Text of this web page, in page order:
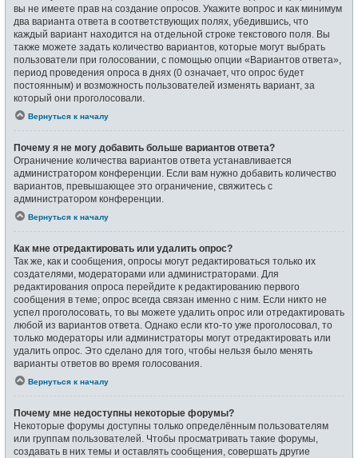
вы не имеете прав на создание опросов. Укажите вопрос и как минимум
два варианта ответа в соответствующих полях, убедившись, что
каждый вариант находится на отдельной строке текстового поля. Вы
также можете задать количество вариантов, которые могут выбрать
пользователи при голосовании, с помощью опции «Вариантов ответа»,
период проведения опроса в днях (0 означает, что опрос будет
постоянным) и возможность пользователей изменять вариант, за
который они проголосовали.
Вернуться к началу
Почему я не могу добавить больше вариантов ответа?
Ограничение количества вариантов ответа устанавливается
администратором конференции. Если вам нужно добавить количество
вариантов, превышающее это ограничение, свяжитесь с
администратором конференции.
Вернуться к началу
Как мне отредактировать или удалить опрос?
Так же, как и сообщения, опросы могут редактироваться только их
создателями, модераторами или администраторами. Для
редактирования опроса перейдите к редактированию первого
сообщения в теме; опрос всегда связан именно с ним. Если никто не
успел проголосовать, то вы можете удалить опрос или отредактировать
любой из вариантов ответа. Однако если кто-то уже проголосовал, то
только модераторы или администраторы могут отредактировать или
удалить опрос. Это сделано для того, чтобы нельзя было менять
варианты ответов во время голосования.
Вернуться к началу
Почему мне недоступны некоторые форумы?
Некоторые форумы доступны только определённым пользователям
или группам пользователей. Чтобы просматривать такие форумы,
создавать в них темы и оставлять сообщения, совершать другие